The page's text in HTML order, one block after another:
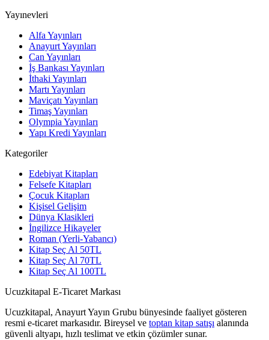
Yayınevleri
Alfa Yayınları
Anayurt Yayınları
Can Yayınları
İş Bankası Yayınları
İthaki Yayınları
Martı Yayınları
Maviçatı Yayınları
Timaş Yayınları
Olympia Yayınları
Yapı Kredi Yayınları
Kategoriler
Edebiyat Kitapları
Felsefe Kitapları
Çocuk Kitapları
Kişisel Gelişim
Dünya Klasikleri
İngilizce Hikayeler
Roman (Yerli-Yabancı)
Kitap Seç Al 50TL
Kitap Seç Al 70TL
Kitap Seç Al 100TL
Ucuzkitapal E-Ticaret Markası
Ucuzkitapal, Anayurt Yayın Grubu bünyesinde faaliyet gösteren
resmi e-ticaret markasıdır. Bireysel ve toptan kitap satışı alanında
güvenli altyapı, hızlı teslimat ve etkin çözümler sunar.